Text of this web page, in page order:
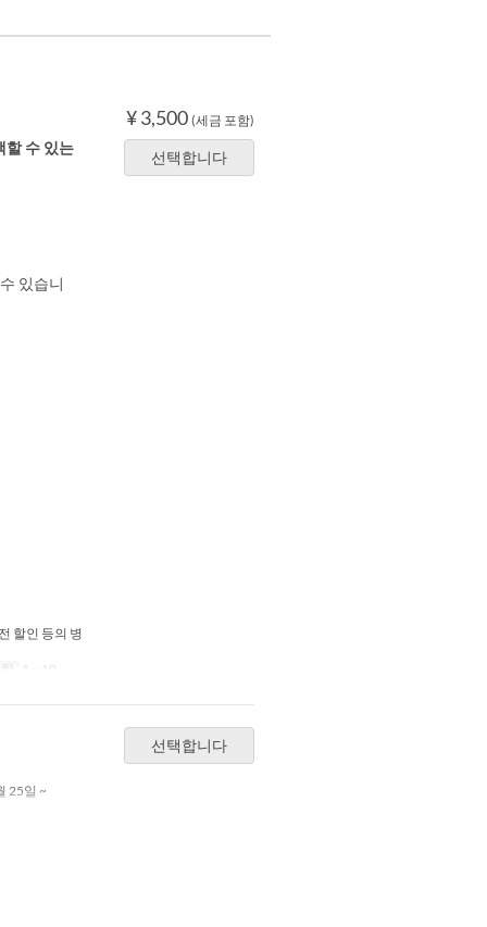
¥ 3,500 (세금 포함)
선택합니다
할 수 있는
있습니
할인 등의 병
1 ~ 10
선택합니다
25일 ~